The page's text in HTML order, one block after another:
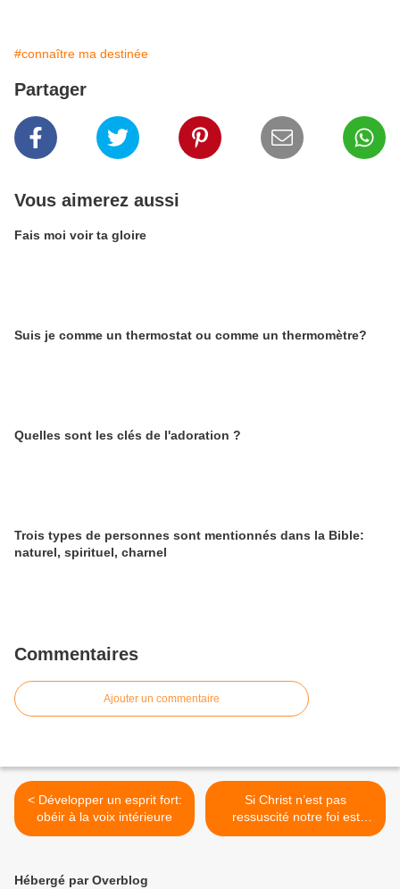
#connaître ma destinée
Partager
Vous aimerez aussi
Fais moi voir ta gloire
Suis je comme un thermostat ou comme un thermomètre?
Quelles sont les clés de l'adoration ?
Trois types de personnes sont mentionnés dans la Bible:
naturel, spirituel, charnel
Commentaires
Ajouter un commentaire
< Développer un esprit fort:
obéir à la voix intérieure
Si Christ n’est pas
ressuscité notre foi est
vaine >
Hébergé par Overblog